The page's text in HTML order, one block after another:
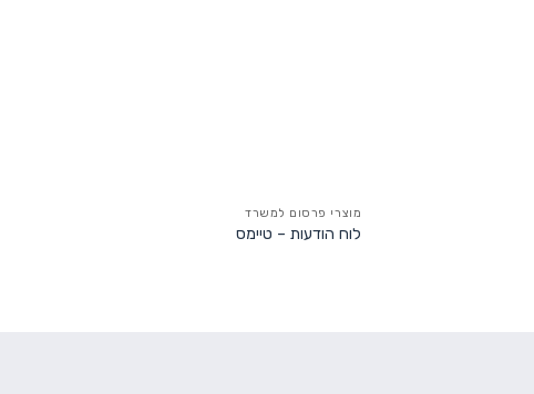
מוצרי פרסום למשרד
לוח הודעות – טיימס